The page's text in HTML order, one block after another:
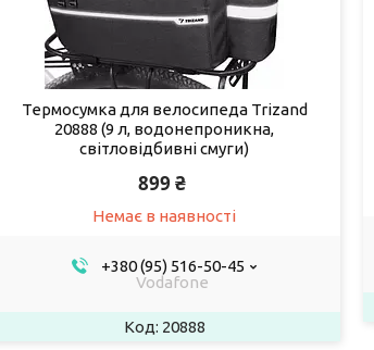
Термосумка для велосипеда Trizand
20888 (9 л, водонепроникна,
світловідбивні смуги)
899 ₴
Немає в наявності
+380 (95) 516-50-45
Vodafone
20888